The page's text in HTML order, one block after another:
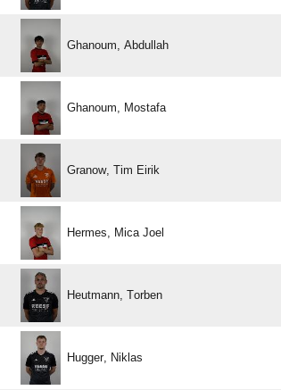
 
 
  
  
 
 